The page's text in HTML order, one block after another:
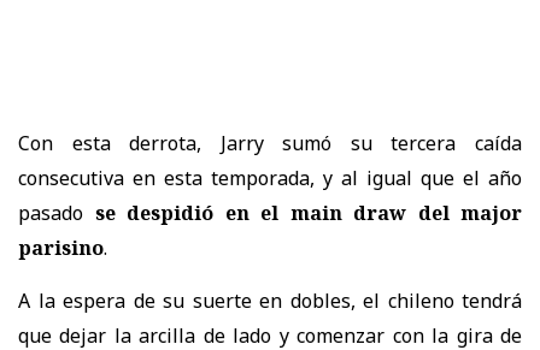
Con esta derrota, Jarry sumó su tercera caída
consecutiva en esta temporada, y al igual que el año
pasado se despidió en el main draw del major
parisino.
A la espera de su suerte en dobles, el chileno tendrá
que dejar la arcilla de lado y comenzar con la gira de